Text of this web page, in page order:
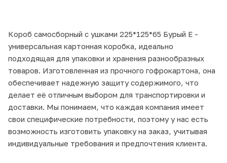
Короб самосборный с ушками 225*125*65 Бурый Е -
универсальная картонная коробка, идеально
подходящая для упаковки и хранения разнообразных
товаров. Изготовленная из прочного гофрокартона, она
обеспечивает надежную защиту содержимого, что
делает её отличным выбором для транспортировки и
доставки. Мы понимаем, что каждая компания имеет
свои специфические потребности, поэтому у нас есть
возможность изготовить упаковку на заказ, учитывая
индивидуальные требования и предпочтения клиента.